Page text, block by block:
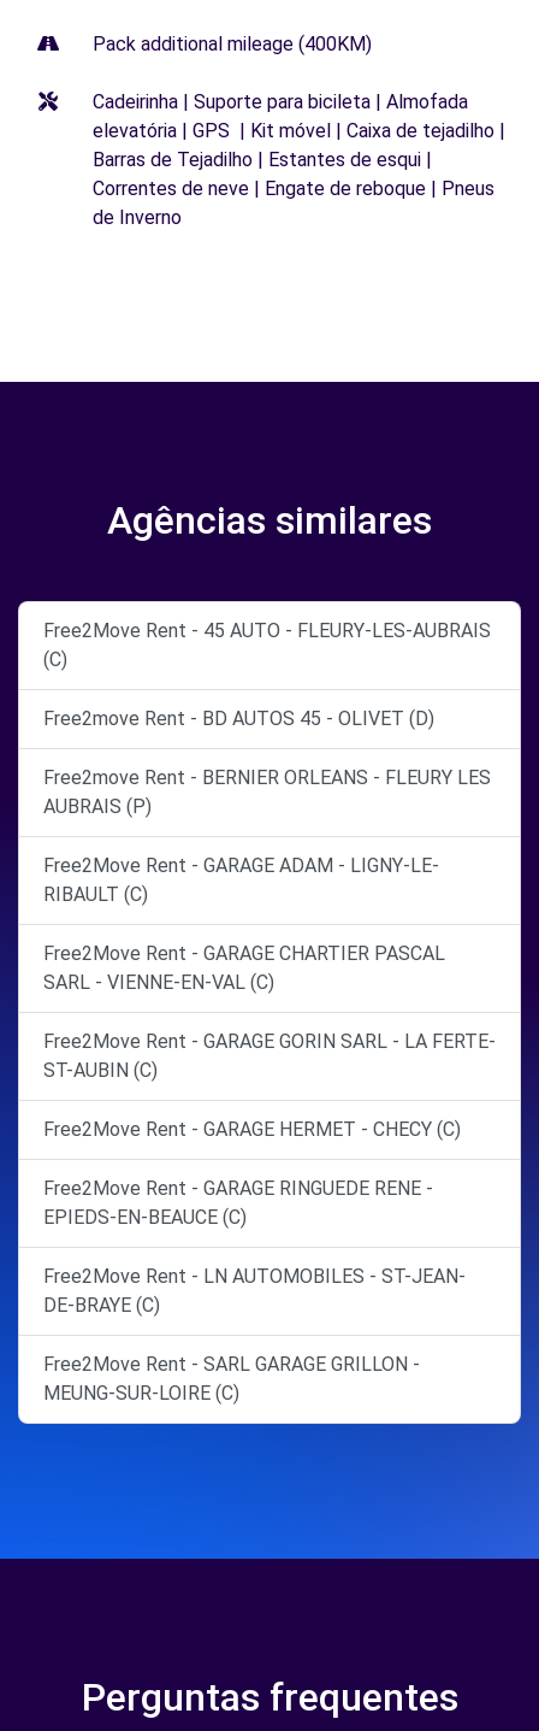
Pack additional mileage (400KM)
Cadeirinha | Suporte para bicileta | Almofada
elevatória | GPS | Kit móvel | Caixa de tejadilho |
Barras de Tejadilho | Estantes de esqui |
Correntes de neve | Engate de reboque | Pneus
de Inverno
Agências similares
Free2Move Rent - 45 AUTO - FLEURY-LES-AUBRAIS
(C)
Free2move Rent - BD AUTOS 45 - OLIVET (D)
Free2move Rent - BERNIER ORLEANS - FLEURY LES
AUBRAIS (P)
Free2Move Rent - GARAGE ADAM - LIGNY-LE-
RIBAULT (C)
Free2Move Rent - GARAGE CHARTIER PASCAL
SARL - VIENNE-EN-VAL (C)
Free2Move Rent - GARAGE GORIN SARL - LA FERTE-
ST-AUBIN (C)
Free2Move Rent - GARAGE HERMET - CHECY (C)
Free2Move Rent - GARAGE RINGUEDE RENE -
EPIEDS-EN-BEAUCE (C)
Free2Move Rent - LN AUTOMOBILES - ST-JEAN-
DE-BRAYE (C)
Free2Move Rent - SARL GARAGE GRILLON -
MEUNG-SUR-LOIRE (C)
Perguntas frequentes